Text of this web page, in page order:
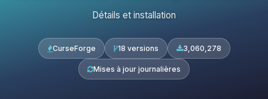
Détails et installation
CurseForge 18 versions 3,060,278
Mises à jour journalières